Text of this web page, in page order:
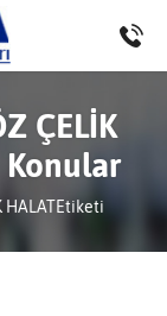
ÇELİK
HALATEtiketi